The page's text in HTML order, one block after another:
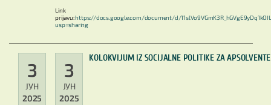
Link
prijavu:https://docs.google.com/document/d/
usp=sharing
3
ЈУН
2025
3
ЈУН
2025
KOLOKVIJUM IZ SOCIJALNE POLITIKE ZA APSOLVENTE